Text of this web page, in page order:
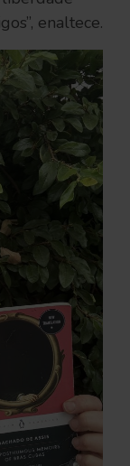
enaltece.